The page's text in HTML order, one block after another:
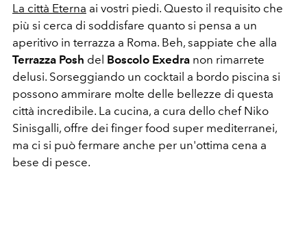
La città Eterna ai vostri piedi. Questo il requisito che
più si cerca di soddisfare quanto si pensa a un
aperitivo in terrazza a Roma. Beh, sappiate che alla
Terrazza Posh del Boscolo Exedra non rimarrete
delusi. Sorseggiando un cocktail a bordo piscina si
possono ammirare molte delle bellezze di questa
città incredibile. La cucina, a cura dello chef Niko
Sinisgalli, offre dei finger food super mediterranei,
ma ci si può fermare anche per un'ottima cena a
bese di pesce.